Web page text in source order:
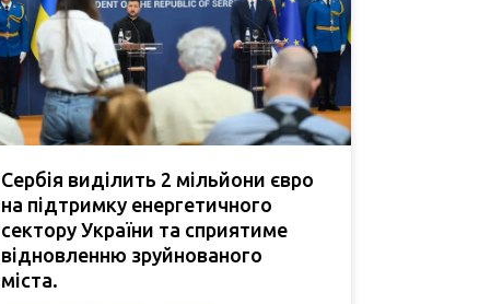
Сербія виділить 2 мільйони євро
на підтримку енергетичного
сектору України та сприятиме
відновленню зруйнованого
міста.